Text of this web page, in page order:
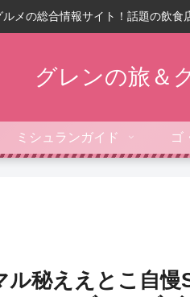
メの総合情報サイト！話題の飲食
グレンの旅＆
ミシュランガイド ゴ
ル秘ええとこ自慢